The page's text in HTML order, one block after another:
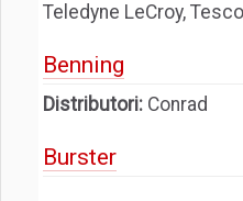
Teledyne LeCroy,
Benning
Distributori: Conrad
Burster